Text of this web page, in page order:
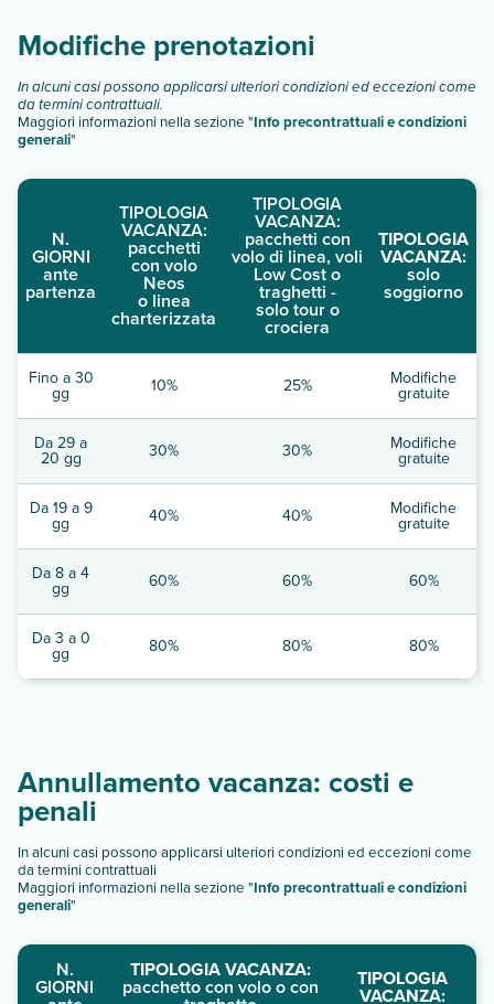
Modifiche prenotazioni
In alcuni casi possono applicarsi ulteriori condizioni ed eccezioni come
da termini contrattuali.
Maggiori informazioni nella sezione "Info precontrattuali e condizioni
generali"
N.
GIORNI
ante
partenza
TIPOLOGIA
VACANZA:
pacchetti
con volo
Neos
o linea
charterizzata
TIPOLOGIA
VACANZA:
pacchetti con
volo di linea, voli
Low Cost o
traghetti -
solo tour o
crociera
TIPOLOGIA
VACANZA:
solo
soggiorno
Fino a 30
gg 10% 25% Modifiche
gratuite
Da 29 a
20 gg 30% 30% Modifiche
gratuite
Da 19 a 9
gg 40% 40% Modifiche
gratuite
Da 8 a 4
gg 60% 60% 60%
Da 3 a 0
gg 80% 80% 80%
Annullamento vacanza: costi e
penali
In alcuni casi possono applicarsi ulteriori condizioni ed eccezioni come
da termini contrattuali
Maggiori informazioni nella sezione "Info precontrattuali e condizioni
generali"
N.
GIORNI
TIPOLOGIA VACANZA:
pacchetto con volo o con TIPOLOGIA
VACANZA: